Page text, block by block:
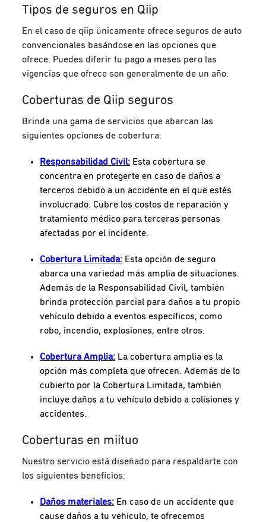
Tipos de seguros en Qiip
En el caso de qiip únicamente ofrece seguros de auto
convencionales basándose en las opciones que
ofrece. Puedes diferir tu pago a meses pero las
vigencias que ofrece son generalmente de un año.
Coberturas de Qiip seguros
Brinda una gama de servicios que abarcan las
siguientes opciones de cobertura:
Responsabilidad Civil: Esta cobertura se
concentra en protegerte en caso de daños a
terceros debido a un accidente en el que estés
involucrado. Cubre los costos de reparación y
tratamiento médico para terceras personas
afectadas por el incidente.
Cobertura Limitada: Esta opción de seguro
abarca una variedad más amplia de situaciones.
Además de la Responsabilidad Civil, también
brinda protección parcial para daños a tu propio
vehículo debido a eventos específicos, como
robo, incendio, explosiones, entre otros.
Cobertura Amplia: La cobertura amplia es la
opción más completa que ofrecen. Además de lo
cubierto por la Cobertura Limitada, también
incluye daños a tu vehículo debido a colisiones y
accidentes.
Coberturas en miituo
Nuestro servicio está diseñado para respaldarte con
los siguientes beneficios:
Daños materiales: En caso de un accidente que
cause daños a tu vehículo, te ofrecemos